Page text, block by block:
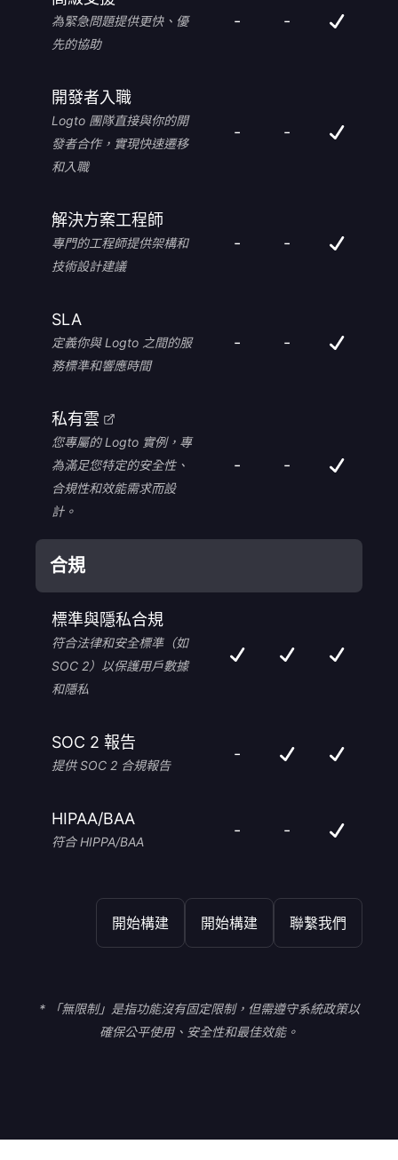
為緊急問題提供更快、優
先的協助
- -
開發者入職
Logto 團隊直接與你的開
發者合作，實現快速遷移
和入職
- -
解決方案工程師
專門的工程師提供架構和
技術設計建議
- -
SLA
定義你與 Logto 之間的服
務標準和響應時間
- -
私有雲
您專屬的 Logto 實例，專
為滿足您特定的安全性、
合規性和效能需求而設
計。
- -
合規
標準與隱私合規
符合法律和安全標準（如
SOC 2）以保護用戶數據
和隱私
SOC 2 報告
提供 SOC 2 合規報告
-
HIPAA/BAA
符合 HIPPA/BAA
- -
開始構建 開始構建 聯繫我們
* 「無限制」是指功能沒有固定限制，但需遵守系統政策以
確保公平使用、安全性和最佳效能。